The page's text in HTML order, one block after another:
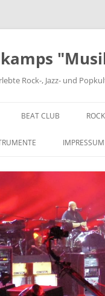
Rock-, Jazz- und
BEAT CLUB
IMPRESSUM